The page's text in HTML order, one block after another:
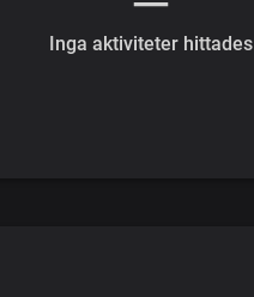
Inga aktiviteter hittades